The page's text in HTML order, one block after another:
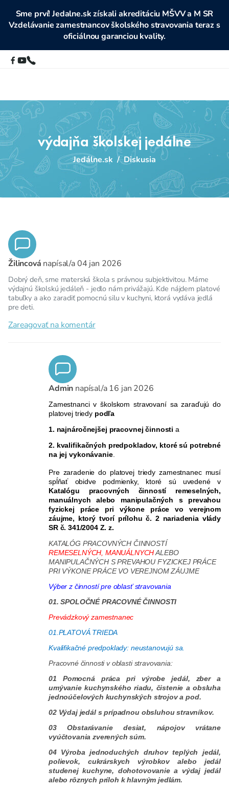
Sme prví! Jedalne.sk získali akreditáciu MŠVV a M SR
Vzdelávanie zamestnancov školského stravovania teraz s
oficiálnou garanciou kvality.
výdajňa školskej jedálne
Jedálne.sk / Diskusia
Žilincová napísal/a04 jan 2026
Dobrý deň, sme materská škola s právnou subjektivitou. Máme
výdajnú školskú jedáleň - jedlo nám privážajú. Kde nájdem platové
tabuľky a ako zaradiť pomocnú silu v kuchyni, ktorá vydáva jedlá
pre deti.
Zareagovať na komentár
Admin napísal/a 16 jan 2026
Zamestnanci v školskom stravovaní sa zaraďujú do
platovej triedy podľa
1. najnáročnejšej pracovnej činnosti a
2. kvalifikačných predpokladov, ktoré sú potrebné
na jej vykonávanie.
Pre zaradenie do platovej triedy zamestnanec musí
spĺňať obidve podmienky, ktoré sú uvedené v
Katalógu pracovných činností remeselných,
manuálnych alebo manipulačných s prevahou
fyzickej práce pri výkone práce vo verejnom
záujme, ktorý tvorí prílohu č. 2 nariadenia vlády
SR č. 341/2004 Z. z.
KATALÓG PRACOVNÝCH ČINNOSTÍ
REMESELNÝCH, MANUÁLNYCHALEBO
MANIPULAČNÝCH S PREVAHOU FYZICKEJ PRÁCE
PRI VÝKONE PRÁCE VO VEREJNOM ZÁUJME
Výber z činností pre oblasť stravovania
01. SPOLOČNÉ PRACOVNÉ ČINNOSTI
Prevádzkový zamestnanec
01.PLATOVÁ TRIEDA
Kvalifikačné predpoklady: neustanovujú sa.
Pracovné činnosti v oblasti stravovania:
01 Pomocná práca pri výrobe jedál, zber a
umývanie kuchynského riadu, čistenie a obsluha
jednoúčelových kuchynských strojov a pod.
02 Výdaj jedál s prípadnou obsluhou stravníkov.
03 Obstarávanie desiat, nápojov vrátane
vyúčtovania zverených súm.
04 Výroba jednoduchých druhov teplých jedál,
polievok, cukrárskych výrobkov alebo jedál
studenej kuchyne, dohotovovanie a výdaj jedál
alebo rôznych príloh k hlavným jedlám.